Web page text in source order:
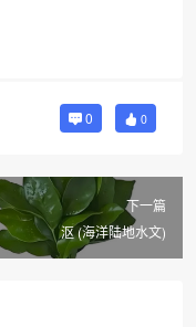
0 0
下一篇
沤 (海洋陆地水文)